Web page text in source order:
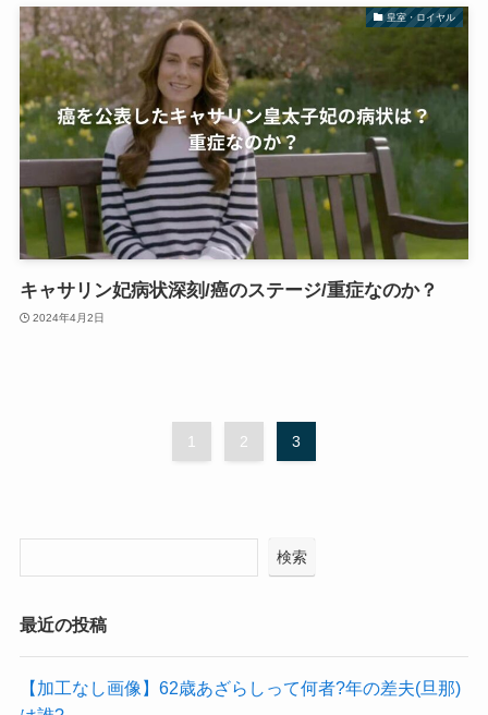
皇室・ロイヤル
キャサリン妃病状深刻/癌のステージ/重症なのか？
2024年4月2日
1 2 3
検索
最近の投稿
【加工なし画像】62歳あざらしって何者?年の差夫(旦那)